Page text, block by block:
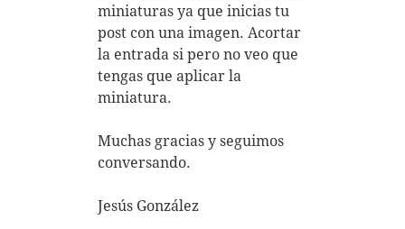
miniaturas ya que inicias tu
post con una imagen. Acortar
la entrada si pero no veo que
tengas que aplicar la
miniatura.
Muchas gracias y seguimos
conversando.
Jesús González